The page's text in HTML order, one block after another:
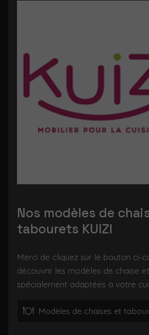
Nos modèles de
tabourets KUIZI
Merci de cliquez sur le bouton ci-
découvrir les modèles de chaise
spécialement adaptées à votre
Modèles de chaises et